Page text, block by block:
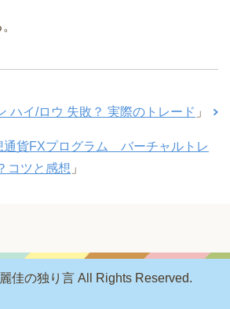
ハイ/ロウ 失敗？ 実際のトレード 」
通貨FXプログラム バーチャルトレ
コツと感想 」
佳の独り言 All Rights Reserved.